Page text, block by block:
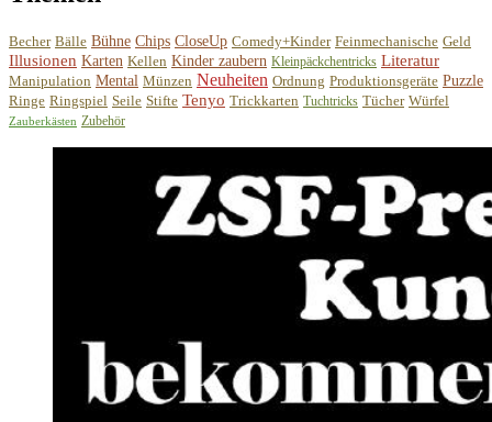
Becher Bälle Bühne Chips CloseUp Comedy+Kinder Feinmechanische Geld
Illusionen Karten Kellen Kinder zaubern Kleinpäckchentricks Literatur
Manipulation Mental Münzen Neuheiten Ordnung Produktionsgeräte Puzzle
Ringe Ringspiel Seile Stifte Tenyo Trickkarten Tuchtricks Tücher Würfel
Zauberkästen Zubehör